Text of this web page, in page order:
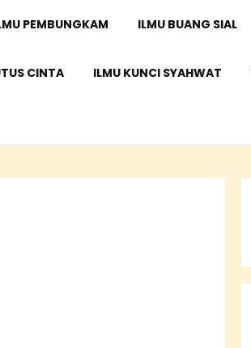
PEMBUNGKAM ILMU BUANG SIAL
CINTA ILMU KUNCI SYAHWAT